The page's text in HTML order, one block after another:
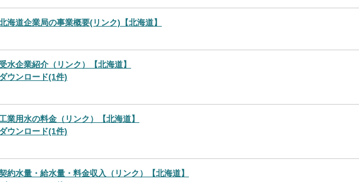
海道企業局の事業概要(リンク)【北海道】
水企業紹介（リンク）【北海道】
ダウンロード(1件)
業用水の料金（リンク）【北海道】
ダウンロード(1件)
約水量・給水量・料金収入（リンク）【北海道】